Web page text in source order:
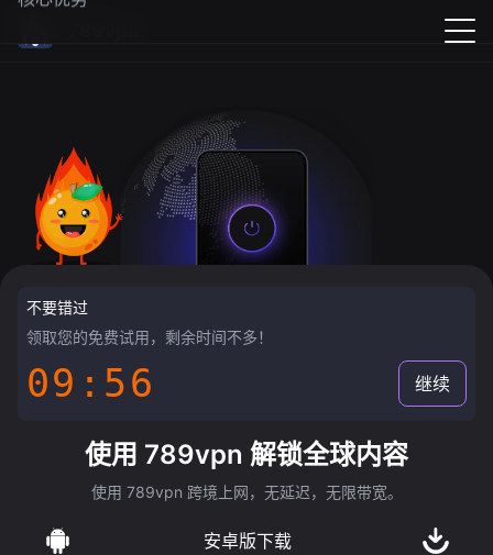
不要错过
领取您的免费试用，剩余时间不多！
09:55 继续
使用 789vpn 解锁全球内容
使用 789vpn 跨境上网，无延迟，无限带宽。
安卓版下载